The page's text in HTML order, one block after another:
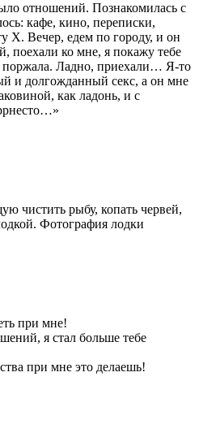
отношений. Познакомилась с
кафе, кино, переписки,
Х. Вечер, едем по городу, и он
поехали ко мне, я покажу тебе
Ладно, приехали… Я-то
и долгожданный секс, а он мне
как ладонь, и с
чистить рыбу, копать червей,
Фотография лодки
при мне!
я стал больше тебе
при мне это делаешь!